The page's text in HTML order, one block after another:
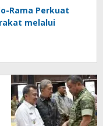
Rama Perkuat
melalui